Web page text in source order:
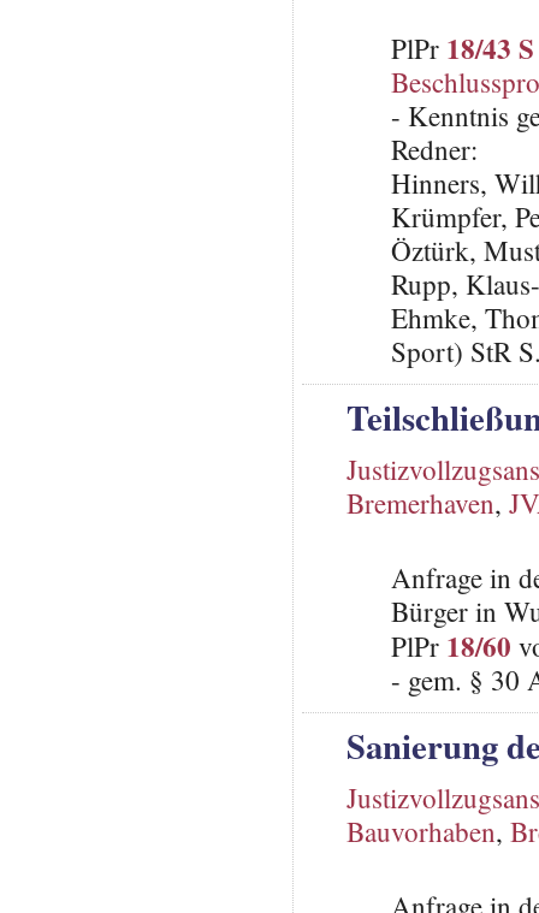
PlPr 18/43 S
- Kenntnis
Redner:
Hinners,
Krümpfer,
Öztürk,
Rupp,
Ehmke,
Sport) StR
Bremerhaven,
Anfrage in
Bürger in
PlPr 18/60
- gem. § 30
Sanierung
Bauvorhaben,